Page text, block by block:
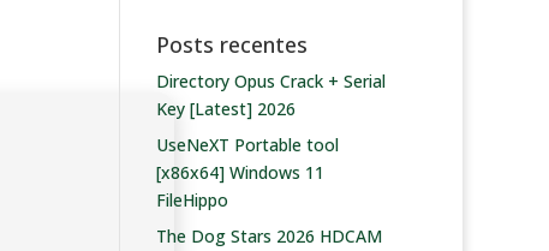
Posts recentes
Directory Opus Crack + Serial
Key [Latest] 2026
UseNeXT Portable tool
[x86x64] Windows 11
FileHippo
The Dog Stars 2026 HDCAM